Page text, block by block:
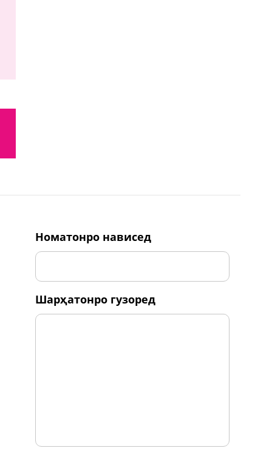
номатонро нависед
шарҳатонро гузоред